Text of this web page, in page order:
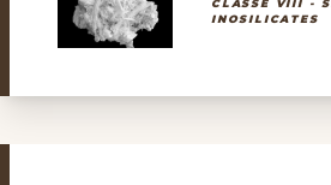
INOSILICATES